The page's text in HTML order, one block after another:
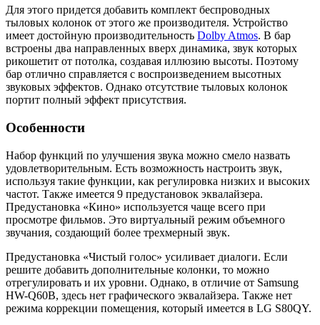
Для этого придется добавить комплект беспроводных
тыловых колонок от этого же производителя. Устройство
имеет достойную производительность Dolby Atmos. В бар
встроены два направленных вверх динамика, звук которых
рикошетит от потолка, создавая иллюзию высоты. Поэтому
бар отлично справляется с воспроизведением высотных
звуковых эффектов. Однако отсутствие тыловых колонок
портит полный эффект присутствия.
Особенности
Набор функций по улучшения звука можно смело назвать
удовлетворительным. Есть возможность настроить звук,
используя такие функции, как регулировка низких и высоких
частот. Также имеется 9 предустановок эквалайзера.
Предустановка «Кино» используется чаще всего при
просмотре фильмов. Это виртуальный режим объемного
звучания, создающий более трехмерный звук.
Предустановка «Чистый голос» усиливает диалоги. Если
решите добавить дополнительные колонки, то можно
отрегулировать и их уровни. Однако, в отличие от Samsung
HW-Q60B, здесь нет графического эквалайзера. Также нет
режима коррекции помещения, который имеется в LG S80QY.